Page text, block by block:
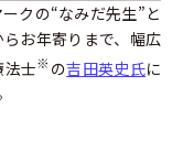
クの“なみだ先生”と
お年寄りまで、幅広
士※ の吉田英史氏に